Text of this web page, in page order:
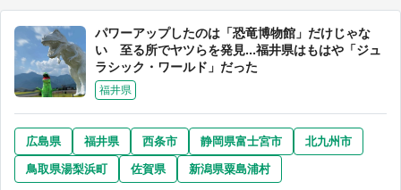
パワーアップしたのは「恐竜博物館」だけじゃな
い 至る所でヤツらを発見...福井県はもはや「ジュ
ラシック・ワールド」だった
福井県
広島県 福井県 西条市 静岡県富士宮市
北九州市
鳥取県湯梨浜町
佐賀県 新潟県粟島浦村